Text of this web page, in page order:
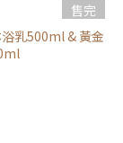
售完
浴乳500ml & 黃金